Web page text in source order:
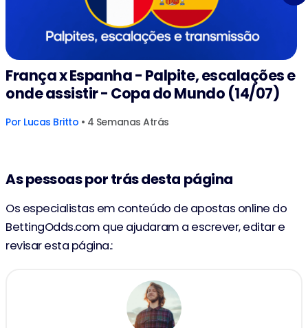
França x Espanha - Palpite, escalações e
onde assistir - Copa do Mundo (14/07)
Por Lucas Britto • 4 Semanas Atrás
As pessoas por trás desta página
Os especialistas em conteúdo de apostas online do
BettingOdds.com que ajudaram a escrever, editar e
revisar esta página.: